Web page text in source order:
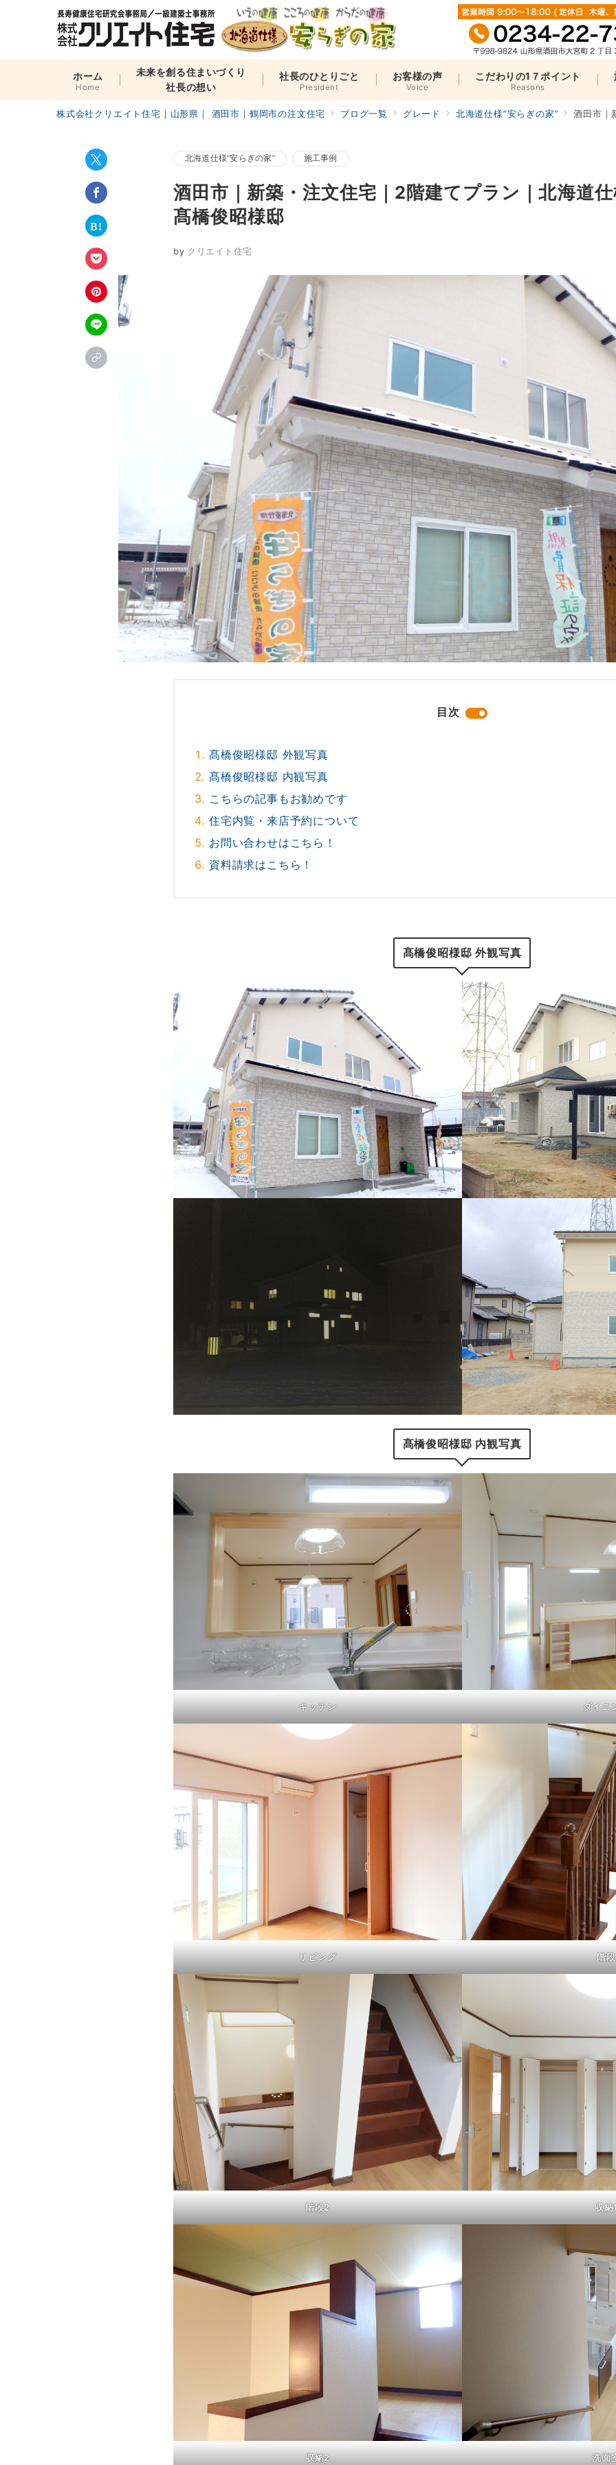
ホーム
Home
未来を創る住まいづくり
社長の想い
社長のひとりごと
President
お客様の声
Voice
こだわりの1７ポイント
Reasons
株式会社クリエイト住宅｜山形県｜ 酒田市｜鶴岡市の注文住宅 ブログ一覧 グレード 北海道仕様”安らぎの家” 酒田市｜新
北海道仕様”安らぎの家” 施工事例
酒田市｜新築・注文住宅｜2階建てプラン｜北海道
髙橋俊昭様邸
by クリエイト住宅
目次
髙橋俊昭様邸 外観写真
髙橋俊昭様邸 内観写真
こちらの記事もお勧めです
住宅内覧・来店予約について
お問い合わせはこちら！
資料請求はこちら！
髙橋俊昭様邸 外観写真
髙橋俊昭様邸 内観写真
キッチン ダイニ
リビング 階段
階段2 収納
収納2 洗面